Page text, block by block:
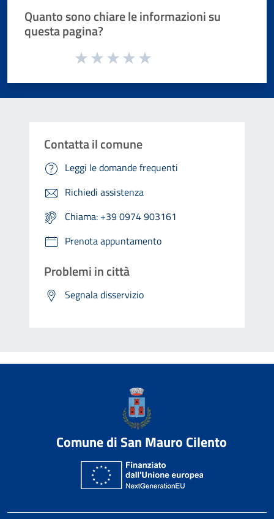
Quanto sono chiare le informazioni su
questa pagina?
Valuta da 1 a 5 stelle la pagina
Contatta il comune
Leggi le domande frequenti
Richiedi assistenza
Chiama: +39 0974 903161
Prenota appuntamento
Problemi in città
Segnala disservizio
Comune di San Mauro Cilento